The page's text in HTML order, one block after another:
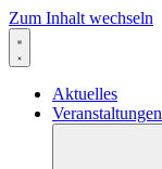
Zum Inhalt wechseln
Aktuelles
Veranstaltungen